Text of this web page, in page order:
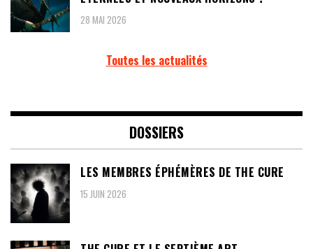
28 MAI 2026
Toutes les actualités
DOSSIERS
LES MEMBRES ÉPHÉMÈRES DE THE CURE
15 JUIN 2026